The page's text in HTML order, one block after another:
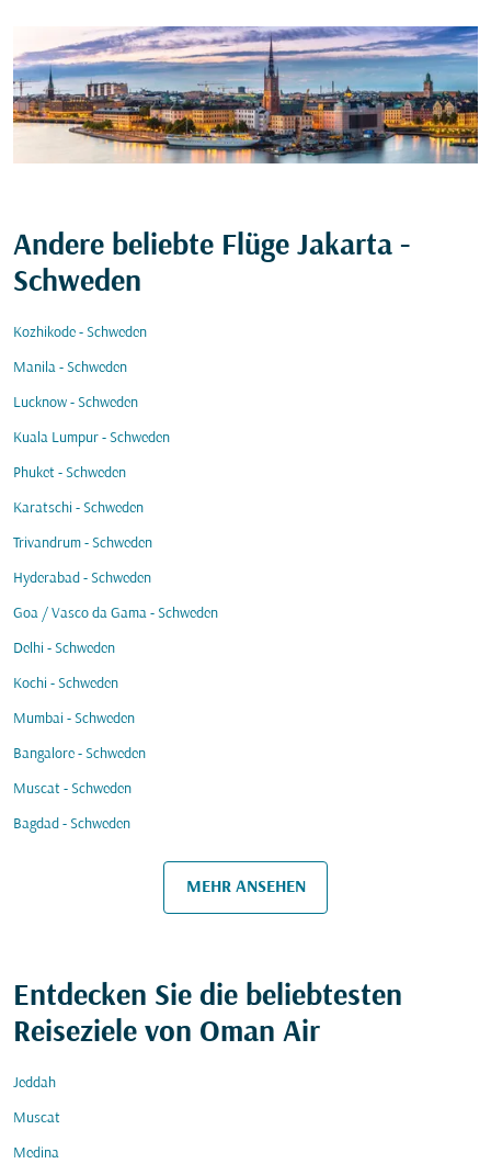
Andere beliebte Flüge Jakarta -
Schweden
Kozhikode - Schweden
Manila - Schweden
Lucknow - Schweden
Kuala Lumpur - Schweden
Phuket - Schweden
Karatschi - Schweden
Trivandrum - Schweden
Hyderabad - Schweden
Goa / Vasco da Gama - Schweden
Delhi - Schweden
Kochi - Schweden
Mumbai - Schweden
Bangalore - Schweden
Muscat - Schweden
Bagdad - Schweden
MEHR ANSEHEN
Entdecken Sie die beliebtesten
Reiseziele von Oman Air
Jeddah
Muscat
Medina